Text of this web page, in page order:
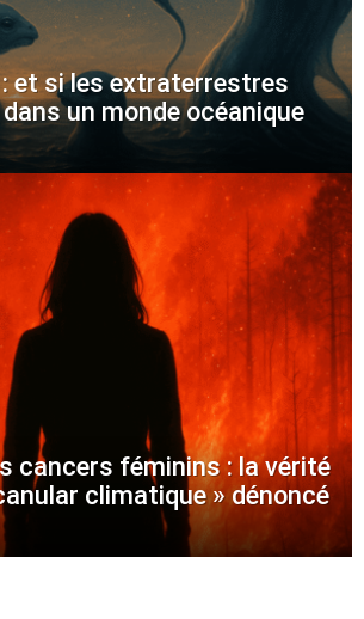
et si les extraterrestres
un monde océanique
cancers féminins : la vérité
climatique » dénoncé